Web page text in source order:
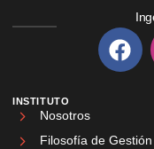
INSTITUTO
Nosotros
Filosofía de Gestión